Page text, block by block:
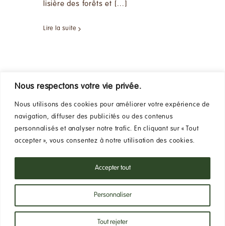
Nous respectons votre vie privée.
Nous utilisons des cookies pour améliorer votre expérience de
navigation, diffuser des publicités ou des contenus
personnalisés et analyser notre trafic. En cliquant sur « Tout
accepter », vous consentez à notre utilisation des cookies.
Personnaliser
Tout rejeter
Accepter tout
lisière des forêts et [...]
Lire la suite
Je viens d’entrer en
collision avec un
animal, que faire ?
8 février 2023
Allumez les feux de détresse et veillez
à ce [...]
Lire la suite